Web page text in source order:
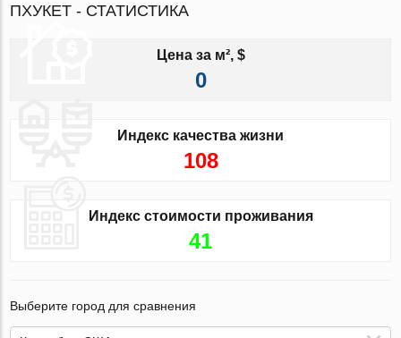
ПХУКЕТ - СТАТИСТИКА
Цена за м², $
0
Индекс качества жизни
108
Индекс стоимости проживания
41
Выберите город для сравнения